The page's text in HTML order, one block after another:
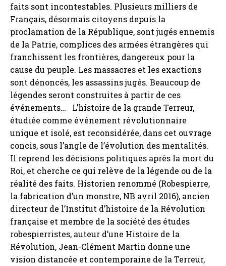
faits sont incontestables. Plusieurs milliers de
Français, désormais citoyens depuis la
proclamation de la République, sont jugés ennemis
de la Patrie, complices des armées étrangères qui
franchissent les frontières, dangereux pour la
cause du peuple. Les massacres et les exactions
sont dénoncés, les assassins jugés. Beaucoup de
légendes seront construites à partir de ces
événements… L’histoire de la grande Terreur,
étudiée comme événement révolutionnaire
unique et isolé, est reconsidérée, dans cet ouvrage
concis, sous l’angle de l’évolution des mentalités.
Il reprend les décisions politiques après la mort du
Roi, et cherche ce qui relève de la légende ou de la
réalité des faits. Historien renommé (Robespierre,
la fabrication d’un monstre, NB avril 2016), ancien
directeur de l’Institut d’histoire de la Révolution
française et membre de la société des études
robespierristes, auteur d’une Histoire de la
Révolution, Jean-Clément Martin donne une
vision distancée et contemporaine de la Terreur,